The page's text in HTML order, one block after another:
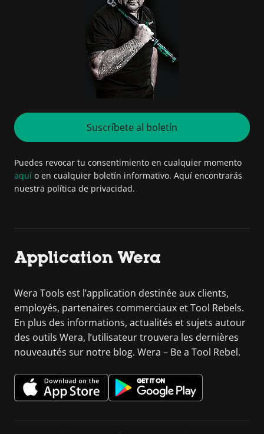
Suscríbete al boletín
Puedes revocar tu consentimiento en cualquier momento
aquí o en cualquier boletín informativo. Aquí encontrarás
nuestra política de privacidad.
Application Wera
Wera Tools est l’application destinée aux clients,
employés, partenaires commerciaux et Tool Rebels.
En plus des informations, actualités et sujets autour
des outils Wera, l’utilisateur trouvera les dernières
nouveautés sur notre blog. Wera – Be a Tool Rebel.